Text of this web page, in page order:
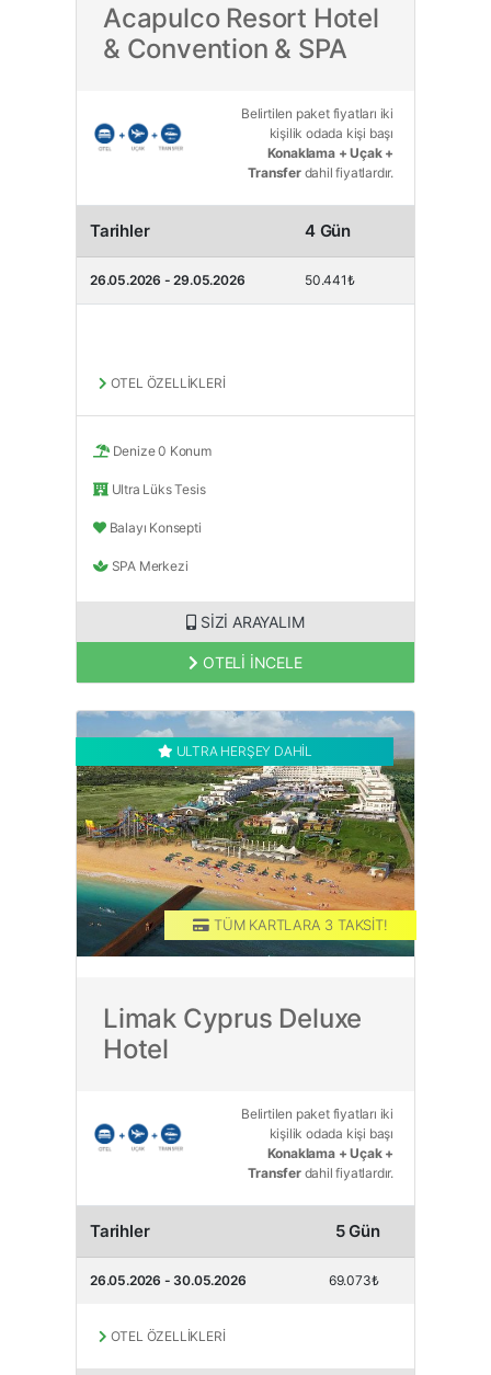
Acapulco Resort Hotel
& Convention & SPA
Belirtilen paket fiyatları iki
kişilik odada kişi başı
Konaklama + Uçak +
Transferdahil fiyatlardır.
Tarihler 4 Gün
26.05.2026 - 29.05.2026 50.441₺
OTEL ÖZELLİKLERİ
Denize 0 Konum
Ultra Lüks Tesis
Balayı Konsepti
SPA Merkezi
SİZİ ARAYALIM
OTELİ İNCELE
ULTRA HERŞEY DAHİL
TÜM KARTLARA 3 TAKSİT!
Limak Cyprus Deluxe
Hotel
Belirtilen paket fiyatları iki
kişilik odada kişi başı
Konaklama + Uçak +
Transferdahil fiyatlardır.
Tarihler 5 Gün
26.05.2026 - 30.05.2026 69.073₺
OTEL ÖZELLİKLERİ